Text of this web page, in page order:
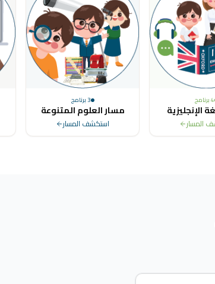
4برنامج
الإنجليزية
المسار
3برنامج
مسار العلوم المتنوعة
استكشف المسار